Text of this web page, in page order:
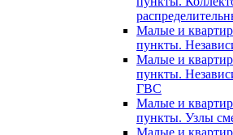
Малые и
пункты.
Малые и
пункты.
ГВС
Малые и
пункты. Узлы
Малые и